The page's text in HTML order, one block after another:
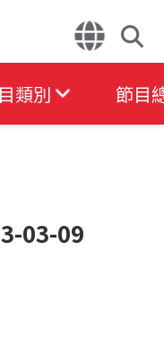
類別 節目
03-09